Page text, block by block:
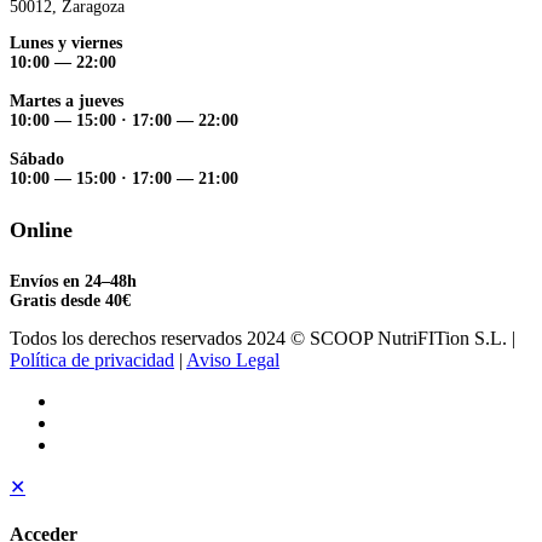
50012, Zaragoza
Lunes y viernes
10:00 — 22:00
Martes a jueves
10:00 — 15:00 · 17:00 — 22:00
Sábado
10:00 — 15:00 · 17:00 — 21:00
Online
Envíos en 24–48h
Gratis desde 40€
Todos los derechos reservados 2024 © SCOOP NutriFITion S.L. |
Política de privacidad | Aviso Legal
✕
Acceder